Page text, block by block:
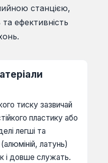
станцією,
ефективність
тиску зазвичай
пластику або
легші та
латунь)
і довше служать.